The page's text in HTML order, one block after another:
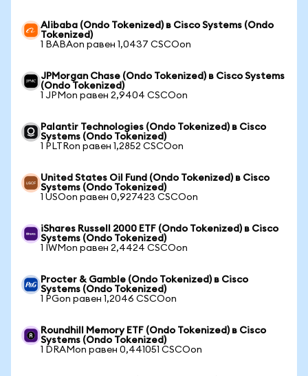
Alibaba (Ondo Tokenized) в Cisco Systems (Ondo
Tokenized)
1 BABAon равен 1,0437 CSCOon
JPMorgan Chase (Ondo Tokenized) в Cisco Systems
(Ondo Tokenized)
1 JPMon равен 2,9404 CSCOon
Palantir Technologies (Ondo Tokenized) в Cisco
Systems (Ondo Tokenized)
1 PLTRon равен 1,2852 CSCOon
United States Oil Fund (Ondo Tokenized) в Cisco
Systems (Ondo Tokenized)
1 USOon равен 0,927423 CSCOon
iShares Russell 2000 ETF (Ondo Tokenized) в Cisco
Systems (Ondo Tokenized)
1 IWMon равен 2,4424 CSCOon
Procter & Gamble (Ondo Tokenized) в Cisco
Systems (Ondo Tokenized)
1 PGon равен 1,2046 CSCOon
Roundhill Memory ETF (Ondo Tokenized) в Cisco
Systems (Ondo Tokenized)
1 DRAMon равен 0,441051 CSCOon